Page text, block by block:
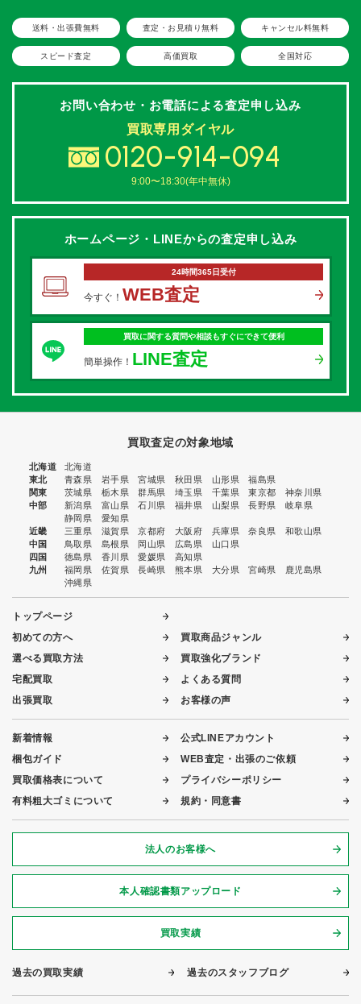
送料・出張費無料 査定・お見積り無料 キャンセル料無料
スピード査定 高価買取 全国対応
お問い合わせ・お電話による査定申し込み
買取専用ダイヤル
0120-914-094
9:00〜18:30(年中無休)
ホームページ・LINEからの査定申し込み
24時間365日受付
今すぐ！ WEB査定
買取に関する質問や相談もすぐにできて便利
簡単操作！ LINE査定
買取査定の対象地域
北海道
北海道
東北
青森県 岩手県 宮城県 秋田県 山形県
福島県
関東
茨城県 栃木県 群馬県 埼玉県 千葉県 東京都
神奈川県
中部
新潟県 富山県 石川県 福井県 山梨県 長野県
岐阜県
静岡県
愛知県
近畿
三重県 滋賀県 京都府 大阪府 兵庫県 奈良県
和歌山県
中国
鳥取県 島根県 岡山県 広島県
山口県
四国
徳島県 香川県 愛媛県
高知県
九州
福岡県 佐賀県 長崎県 熊本県 大分県 宮崎県
鹿児島県
沖縄県
トップページ
初めての方へ
選べる買取方法
宅配買取
出張買取
買取商品ジャンル
買取強化ブランド
よくある質問
お客様の声
新着情報
梱包ガイド
買取価格表について
有料粗大ゴミについて
公式LINEアカウント
WEB査定・出張のご依頼
プライバシーポリシー
規約・同意書
法人のお客様へ
本人確認書類アップロード
買取実績
過去の買取実績 過去のスタッフブログ